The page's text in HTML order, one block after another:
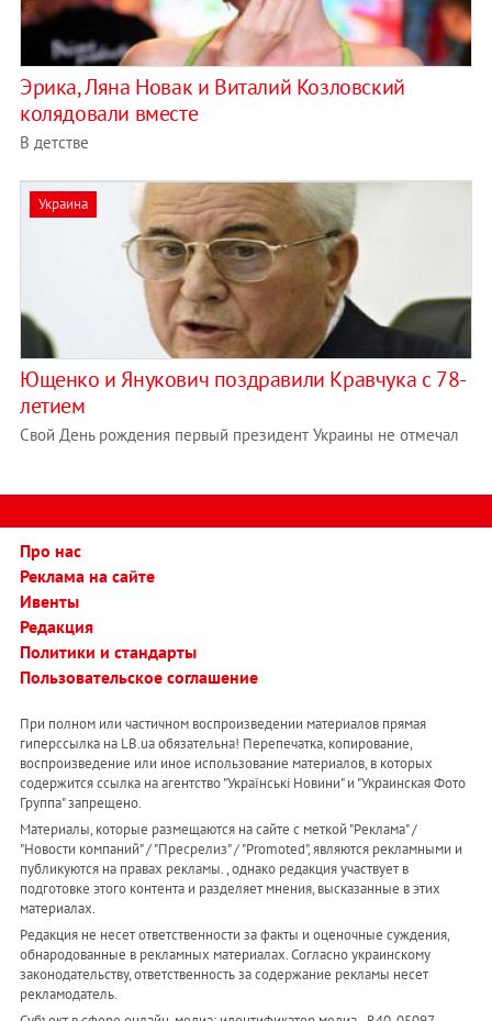
Эрика, Ляна Новак и Виталий Козловский
колядовали вместе
В детстве
Украина
Ющенко и Янукович поздравили Кравчука с 78-
летием
Свой День рождения первый президент Украины не отмечал
Про нас
Реклама на сайте
Ивенты
Редакция
Политики и стандарты
Пользовательское соглашение
При полном или частичном воспроизведении материалов прямая
гиперссылка на LB.ua обязательна! Перепечатка, копирование,
воспроизведение или иное использование материалов, в которых
содержится ссылка на агентство "Українськi Новини" и "Украинская Фото
Группа" запрещено.
Материалы, которые размещаются на сайте с меткой "Реклама" /
"Новости компаний" / "Пресрелиз" / "Promoted", являются рекламными и
публикуются на правах рекламы. , однако редакция участвует в
подготовке этого контента и разделяет мнения, высказанные в этих
материалах.
Редакция не несет ответственности за факты и оценочные суждения,
обнародованные в рекламных материалах. Согласно украинскому
законодательству, ответственность за содержание рекламы несет
рекламодатель.